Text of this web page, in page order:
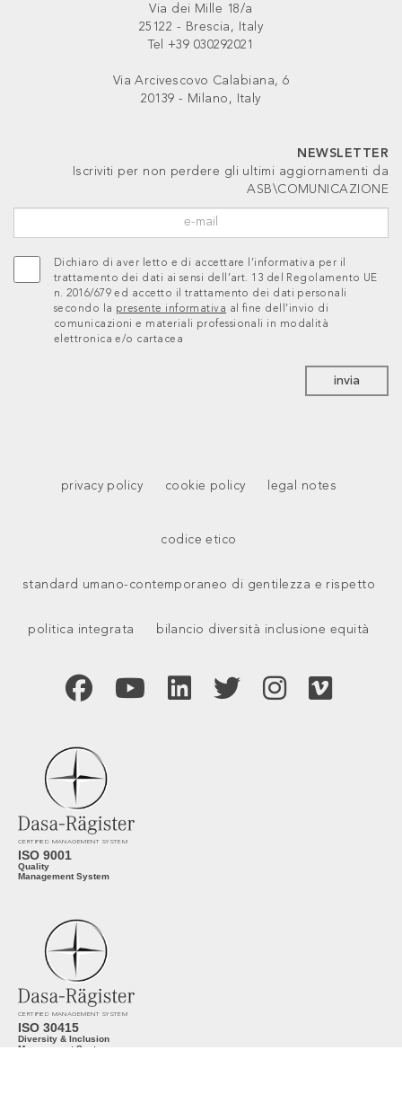
Via dei Mille 18/a
25122 - Brescia, Italy
Tel +39 030292021
Via Arcivescovo Calabiana, 6
20139 - Milano, Italy
NEWSLETTER
Iscriviti per non perdere gli ultimi aggiornamenti da
ASB\COMUNICAZIONE
Dichiaro di aver letto e di accettare l’informativa per il
trattamento dei dati ai sensi dell’art. 13 del Regolamento UE
n. 2016/679 ed accetto il trattamento dei dati personali
secondo la presente informativa al fine dell’invio di
comunicazioni e materiali professionali in modalità
elettronica e/o cartacea
invia
privacy policy cookie policy legal notes
codice etico
standard umano-contemporaneo di gentilezza e rispetto
politica integrata bilancio diversità inclusione equità
CERTIFIED MANAGEMENT SYSTEM
ISO 9001
Quality
Management System
CERTIFIED MANAGEMENT SYSTEM
ISO 30415
Diversity & Inclusion
Management System